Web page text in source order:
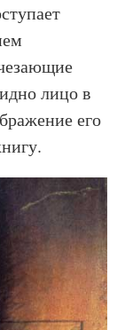
лицо в
его